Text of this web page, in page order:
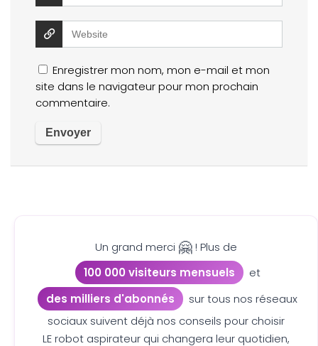
Enregistrer mon nom, mon e-mail et mon
site dans le navigateur pour mon prochain
commentaire.
Un grand merci 🤗! Plus de
100 000 visiteurs mensuels
et
des milliers d'abonnés
sur tous nos réseaux
sociaux suivent déjà nos conseils pour choisir
LE robot aspirateur qui changera leur quotidien,